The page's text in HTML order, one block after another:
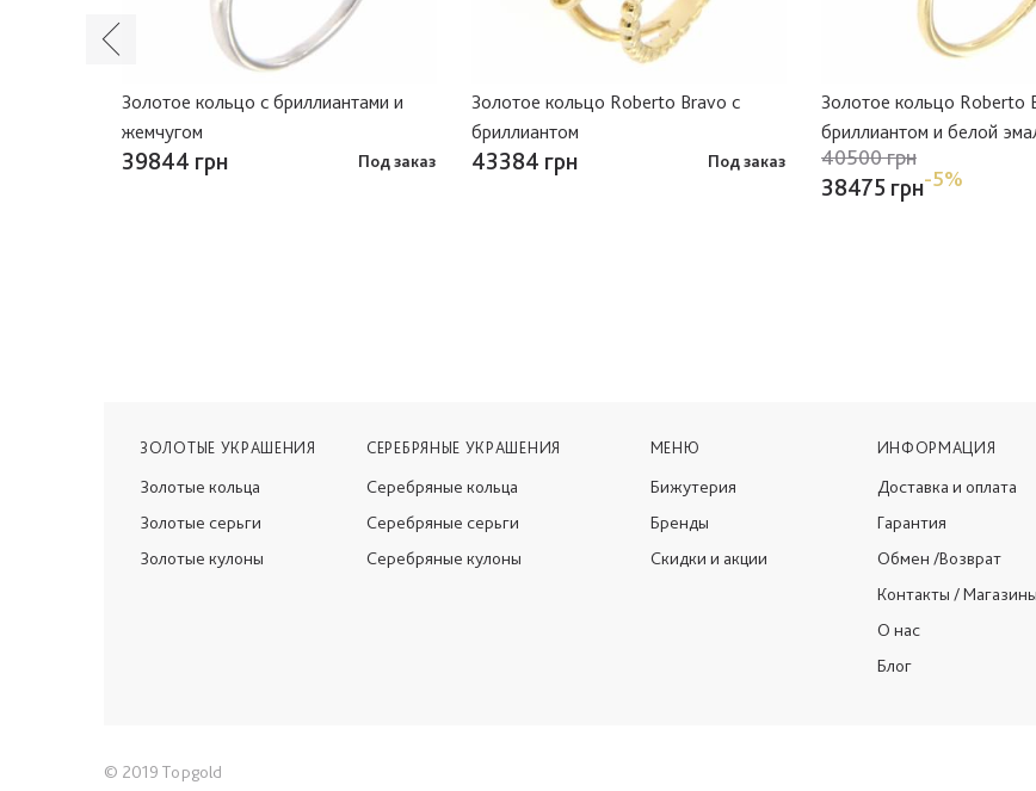
Золотое кольцо с бриллиантами и
жемчугом
39844 грн Под заказ
Золотое кольцо Roberto Bravo с
бриллиантом
43384 грн Под заказ
Золотое кольцо Roberto
бриллиантом и белой
40500 грн
38475 грн-5%
ЗОЛОТЫЕ УКРАШЕНИЯ
Золотые кольца
Золотые серьги
Золотые кулоны
СЕРЕБРЯНЫЕ УКРАШЕНИЯ
Серебряные кольца
Серебряные серьги
Серебряные кулоны
МЕНЮ
Бижутерия
Бренды
Скидки и акции
ИНФОРМАЦИЯ
Доставка и оплата
Гарантия
Обмен /Возврат
Контакты / Магазины
О нас
Блог
© 2019 Topgold